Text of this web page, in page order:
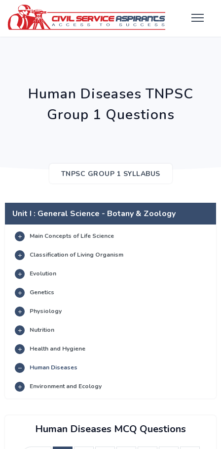
Human Diseases TNPSC
Group 1 Questions
TNPSC GROUP 1 SYLLABUS
Unit I : General Science - Botany & Zoology
Main Concepts of Life Science
Classification of Living Organism
Evolution
Genetics
Physiology
Nutrition
Health and Hygiene
Human Diseases
Environment and Ecology
Human Diseases MCQ Questions